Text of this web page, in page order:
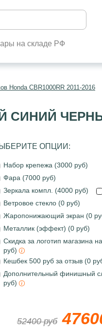
на складе РФ
Honda CBR1000RR 2011-2016
СИНИЙ
ОПЦИИ:
Набор крепежа (3000 руб)
Фара (7000 руб)
Зеркала компл. (4000 руб)
Ветровое стекло (0 руб)
Жаропонижающий экран (0
Металлик (эффект) (0 руб)
Скидка за логотип магазина
руб)
Кешбек 500 руб за отзыв (0
Дополнительный финишный
руб)
52400 руб